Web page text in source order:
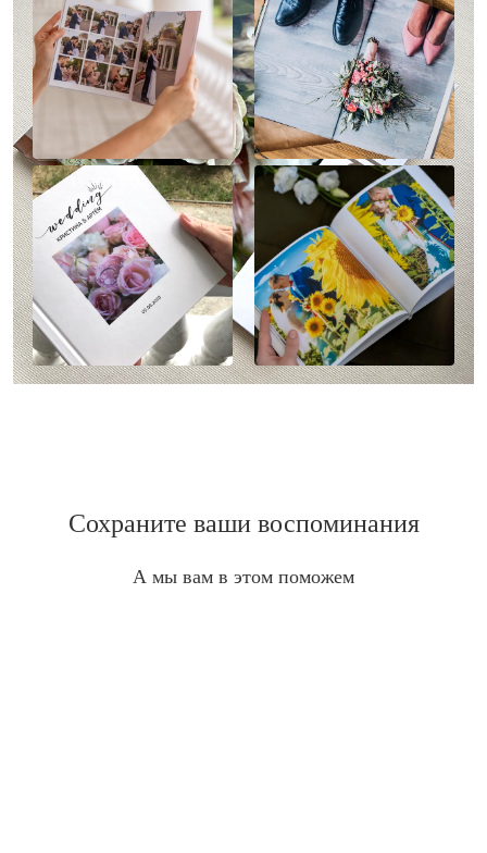
Сохраните ваши воспоминания
А мы вам в этом поможем